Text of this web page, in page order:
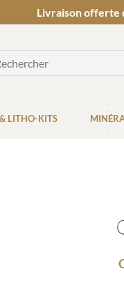
Livraison offerte
LITHO-KITS